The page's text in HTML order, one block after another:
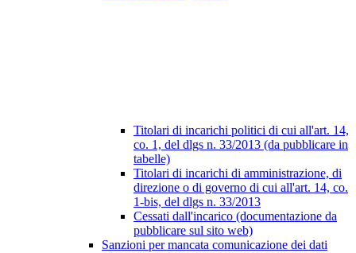
Titolari di incarichi politici di cui all'art. 14,
co. 1, del dlgs n. 33/2013 (da pubblicare in
tabelle)
Titolari di incarichi di amministrazione, di
direzione o di governo di cui all'art. 14, co.
1-bis, del dlgs n. 33/2013
Cessati dall'incarico (documentazione da
pubblicare sul sito web)
Sanzioni per mancata comunicazione dei dati